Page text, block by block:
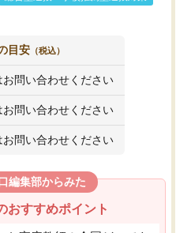
目安 （税込）
お問い合わせください
お問い合わせください
お問い合わせください
編集部からみた
おすすめポイント